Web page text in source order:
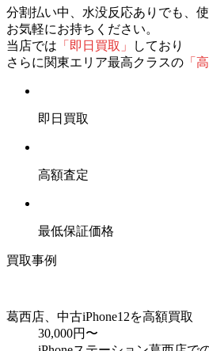
分割払い中、水没反応ありでも、
お気軽にお持ちください。
当店では 「即日買取」
しており
さらに関東エリア最高クラスの 「
即日買取
高額査定
最低保証価格
買取事例
葛西店、中古iPhone12を高額買取
30,000円〜